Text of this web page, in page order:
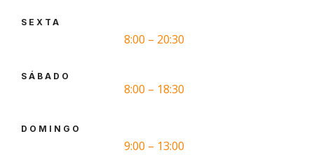
SEXTA
8:00 – 20:30
SÁBADO
8:00 – 18:30
DOMINGO
9:00 – 13:00